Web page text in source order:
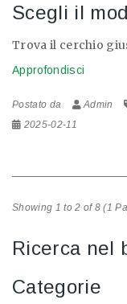
Scegli il
Trova il cerchio
Approfondisci
Postato da Admin
2025-02-11
Showing 1 to 2 of 8 (1
Ricerca nel
Categorie